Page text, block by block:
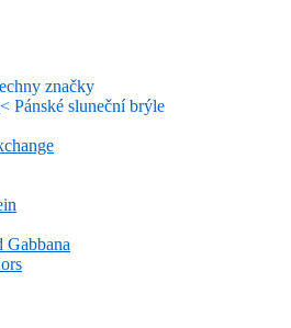
značky
< Pánské sluneční brýle
Gabbana